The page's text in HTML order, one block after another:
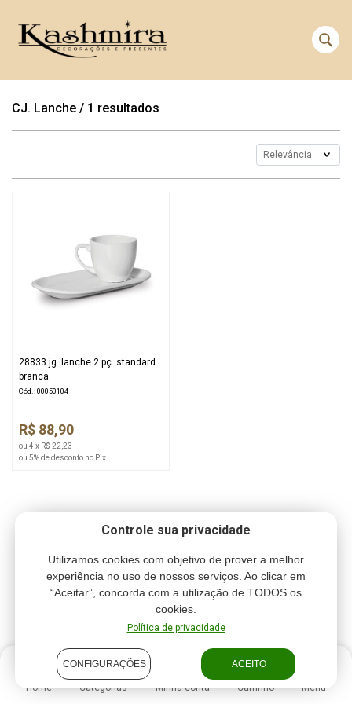
Controle sua privacidade
Utilizamos cookies com objetivo de prover a melhor
experiência no uso de nossos serviços. Ao clicar em
“Aceitar”, concorda com a utilização de TODOS os
cookies.
Política de privacidade
CONFIGURAÇÕES ACEITO
Home Categorias Minha conta Carrinho Menu
CJ. Lanche / 1 resultados
28833 jg. lanche 2 pç. standard
branca
Cód.: 00050104
R$ 88,90
ou 4 x R$ 22,23
ou 5% de desconto no Pix